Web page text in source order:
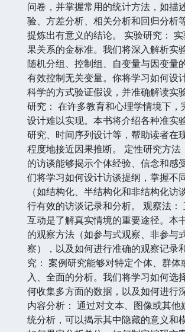
问卷，并掌握常用的统计方法，如描
验、方差分析、相关分析和回归分析
提炼出有意义的结论。 实验研究：
果关系的金标准。我们将深入解析实
随机分组、控制组、自变量与因变量
有效控制无关变量。你将学习如何设
科学的方式验证假设，并准确解读实
研究： 在许多教育和心理学情境下，
设计难以实现。本书将介绍各种准实
研究、时间序列设计等，帮助读者在
程度地接近因果推断。 定性研究方法
的访谈能够揭示个体经验、信念和感
们将学习如何设计访谈提纲，掌握不
（如结构化、半结构化和非结构化访
行有效的访谈记录和分析。 观察法：
互动是了解真实情境的重要途径。本
的观察方法（如参与式观察、非参与
察），以及如何进行准确的观察记录
究： 案例研究能够对特定个体、群体
入、全面的分析。我们将学习如何选
何收集多方面的数据，以及如何进行
内容分析： 通过对文本、图像或其他
统分析，可以揭示其中隐藏的意义和